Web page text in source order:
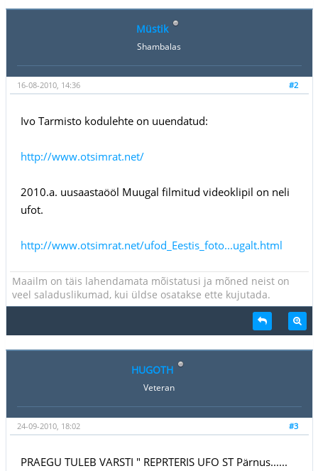
Müstik
Shambalas
#2
16-08-2010, 14:36
Ivo Tarmisto kodulehte on uuendatud:
http://www.otsimrat.net/
2010.a. uusaastaööl Muugal filmitud videoklipil on neli
ufot.
http://www.otsimrat.net/ufod_Eestis_foto...ugalt.html
Maailm on täis lahendamata mõistatusi ja mõned neist on
veel saladuslikumad, kui üldse osatakse ette kujutada.
HUGOTH
Veteran
#3
24-09-2010, 18:02
PRAEGU TULEB VARSTI " REPRTERIS UFO ST Pärnus......